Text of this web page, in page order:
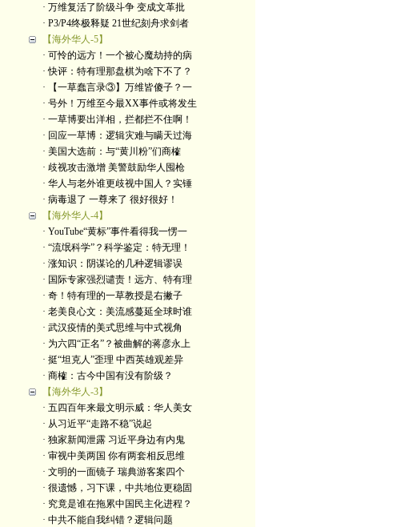
· 万维复活了阶级斗争 变成文革批
· P3/P4终极释疑 21世纪刻舟求剑者
【海外华人-5】
· 可怜的远方！一个被心魔劫持的病
· 快评：特有理那盘棋为啥下不了？
· 【一草蠢言录③】万维皆傻子？一
· 号外！万维至今最XX事件或将发生
· 一草博要出洋相，拦都拦不住啊！
· 回应一草博：逻辑灾难与瞒天过海
· 美国大选前：与“黄川粉”们商榷
· 歧视攻击激增 美警鼓励华人囤枪
· 华人与老外谁更歧视中国人？实锤
· 病毒退了 一尊来了 很好很好！
【海外华人-4】
· YouTube“黄标”事件看得我一愣一
· “流氓科学”？科学鉴定：特无理！
· 涨知识：阴谋论的几种逻辑谬误
· 国际专家强烈谴责！远方、特有理
· 奇！特有理的一草教授是右撇子
· 老美良心文：美流感蔓延全球时谁
· 武汉疫情的美式思维与中式视角
· 为六四“正名”？被曲解的蒋彦永上
· 挺“坦克人”歪理 中西英雄观差异
· 商榷：古今中国有没有阶级？
【海外华人-3】
· 五四百年来最文明示威：华人美女
· 从习近平“走路不稳”说起
· 独家新闻泄露 习近平身边有内鬼
· 审视中美两国 你有两套相反思维
· 文明的一面镜子 瑞典游客案四个
· 很遗憾，习下课，中共地位更稳固
· 究竟是谁在拖累中国民主化进程？
· 中共不能自我纠错？逻辑问题